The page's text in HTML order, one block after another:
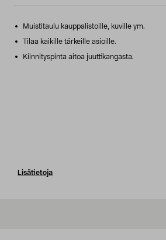
Muistitaulu kauppalistoille, kuville ym.
Tilaa kaikille tärkeille asioille.
Kiinnityspinta aitoa juuttikangasta.
Lisätietoja